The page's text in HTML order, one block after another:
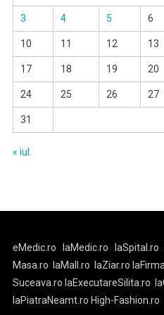
3 4 5 6
10 11 12 13
17 18 19 20
24 25 26 27
31
« iul.
eMedic.ro laMedic.ro laSpital.ro
Masa.ro
laMall.ro laZiar.ro
Suceava.ro laExecutareSilita.ro
laPiatraNeamt.ro High-Fashion.ro